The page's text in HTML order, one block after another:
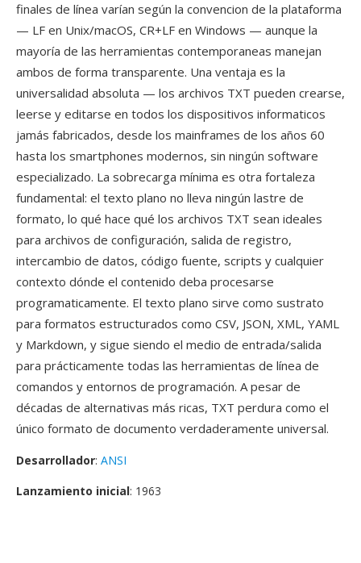
finales de línea varían según la convencion de la plataforma
— LF en Unix/macOS, CR+LF en Windows — aunque la
mayoría de las herramientas contemporaneas manejan
ambos de forma transparente. Una ventaja es la
universalidad absoluta — los archivos TXT pueden crearse,
leerse y editarse en todos los dispositivos informaticos
jamás fabricados, desde los mainframes de los años 60
hasta los smartphones modernos, sin ningún software
especializado. La sobrecarga mínima es otra fortaleza
fundamental: el texto plano no lleva ningún lastre de
formato, lo qué hace qué los archivos TXT sean ideales
para archivos de configuración, salida de registro,
intercambio de datos, código fuente, scripts y cualquier
contexto dónde el contenido deba procesarse
programaticamente. El texto plano sirve como sustrato
para formatos estructurados como CSV, JSON, XML, YAML
y Markdown, y sigue siendo el medio de entrada/salida
para prácticamente todas las herramientas de línea de
comandos y entornos de programación. A pesar de
décadas de alternativas más ricas, TXT perdura como el
único formato de documento verdaderamente universal.
Desarrollador: ANSI
Lanzamiento inicial: 1963